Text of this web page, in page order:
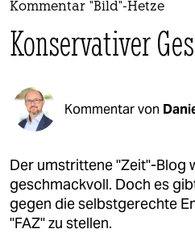
politik
öko
gesellschaft
kultur
sport
Kommentar "Bild"-Hetze
Konservativer
Kommentar von
Der umstrittene "Zeit"-Blog
geschmackvoll. Doch es
gegen die selbstgerechte
"FAZ" zu stellen.